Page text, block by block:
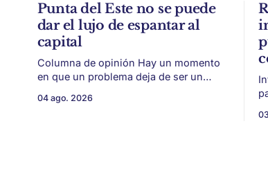
Punta del Este no se puede
dar el lujo de espantar al
capital
Columna de opinión Hay un momento
en que un problema deja de ser un
problema de país. Maldonado está en
04 ago. 2026